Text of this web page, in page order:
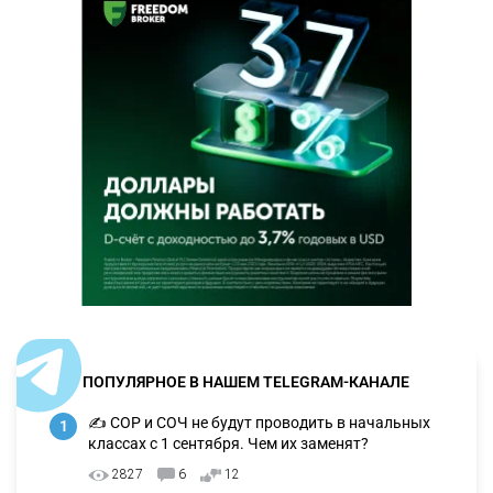
ПОПУЛЯРНОЕ В НАШЕМ TELEGRAM-КАНАЛЕ
1
✍️ СОР и СОЧ не будут проводить в начальных
классах с 1 сентября. Чем их заменят?
2827 6 12